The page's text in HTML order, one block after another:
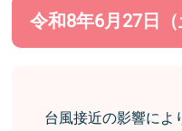
令和8年6月27日
台風接近の影響によ